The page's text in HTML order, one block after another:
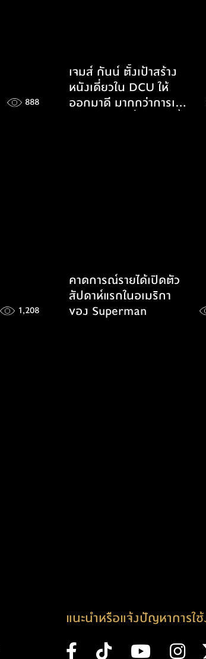
888
เจมส์ กันน์ ตั้งเป้าสร้าง
หนังเดี่ยวใน DCU ให้
ออกมาดี มากกว่าการเล่า
1,208
คาดการณ์รายได้เปิดตัว
สัปดาห์แรกในอเมริกา
ของ Superman
แนะนำหรือแจ้งปัญหาการใช้